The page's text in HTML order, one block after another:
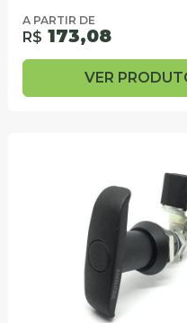
A PARTIR DE
R$ 173,08
VER